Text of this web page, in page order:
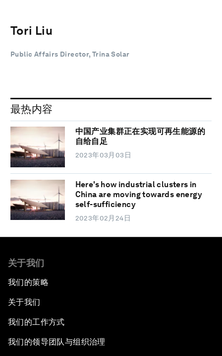
Tori Liu
Public Affairs Director, Trina Solar
最热内容
中国产业集群正在实现可再生能源的
自给自足
2023年03月03日
Here's how industrial clusters in
China are moving towards energy
self-sufficiency
2023年02月24日
关于我们
我们的策略
关于我们
我们的工作方式
我们的领导团队与组织治理